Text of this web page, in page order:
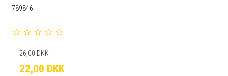
789846
26,00 DKK
22,00 DKK